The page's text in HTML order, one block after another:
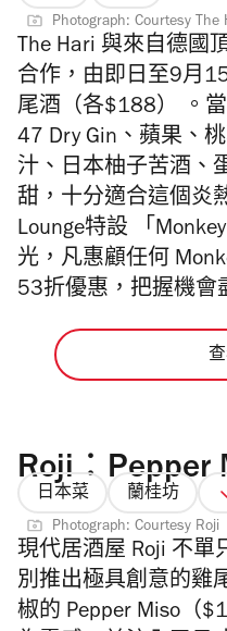
Photograph: Courtesy The
The Hari 與來自德國
合作， 由即日至9月
尾酒（各$188） 。
47 Dry Gin、蘋果、
汁、日本柚子苦酒、
甜，十分適合這個炎
Lounge特設 「
光，凡惠顧任何
53折優惠，把握機會
Roji：Pepper
日本菜 蘭桂坊
Photograph: Courtesy Roji
現代居酒屋 Roji 不單
別推出極具創意的雞
椒的 Pepper Miso（$